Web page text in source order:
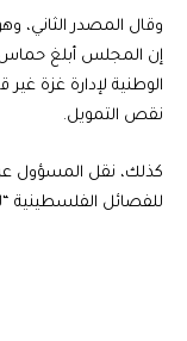
وقال المصدر
إن المجلس أبلغ حماس
الوطنية لإدارة غزة
نقص التمويل.
كذلك، نقل المسؤول
للفصائل الفلسطينية